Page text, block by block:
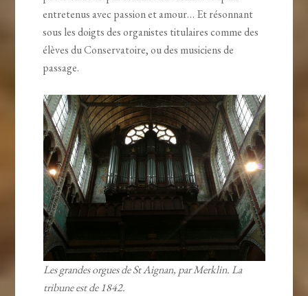
entretenus avec passion et amour… Et résonnant
sous les doigts des organistes titulaires comme des
élèves du Conservatoire, ou des musiciens de
passage.
Les grandes orgues de St Aignan, par Merklin. La
tribune est de 1842.